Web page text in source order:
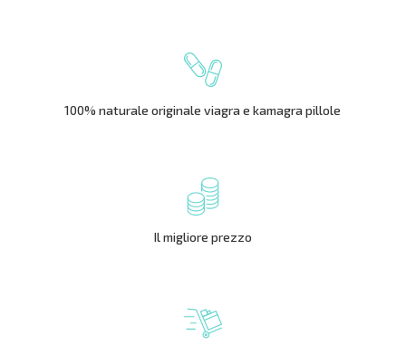
100% naturale originale viagra e kamagra pillole
Il migliore prezzo